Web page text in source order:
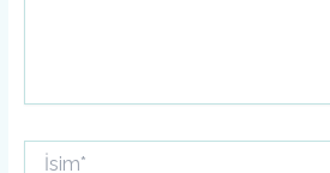
İsim*